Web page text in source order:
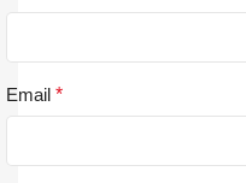
Email *